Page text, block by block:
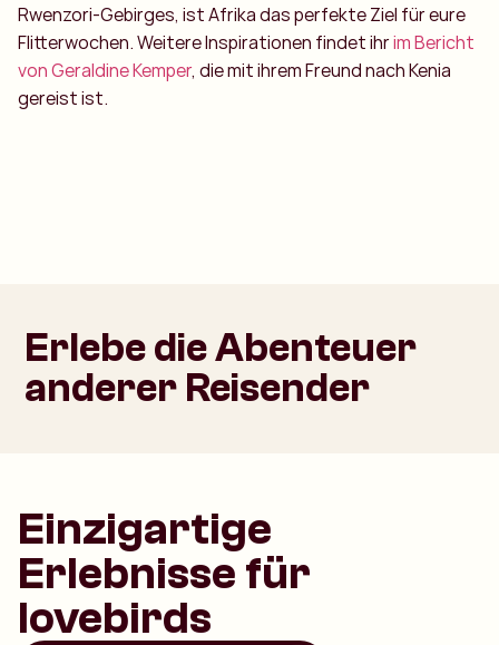
Rwenzori-Gebirges, ist Afrika das perfekte Ziel für eure
Flitterwochen. Weitere Inspirationen findet ihrim Bericht
von Geraldine Kemper, die mit ihrem Freund nach Kenia
gereist ist.
Erlebe die Abenteuer
anderer Reisender
Einzigartige
Erlebnisse für
lovebirds